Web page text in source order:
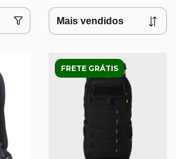
FRETE GRÁTIS